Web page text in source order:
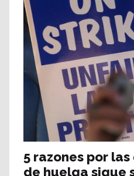
5 razones por
de huelga sigue